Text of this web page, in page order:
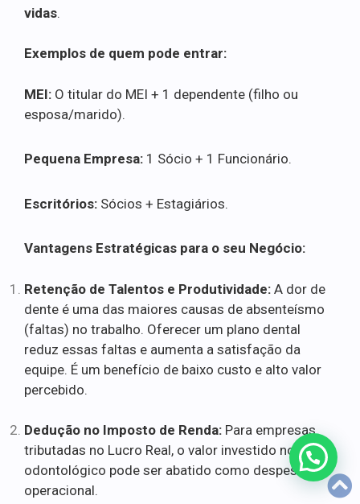
vidas.
Exemplos de quem pode entrar:
MEI: O titular do MEI + 1 dependente (filho ou
esposa/marido).
Pequena Empresa: 1 Sócio + 1 Funcionário.
Escritórios: Sócios + Estagiários.
Vantagens Estratégicas para o seu Negócio:
Retenção de Talentos e Produtividade: A dor de
dente é uma das maiores causas de absenteísmo
(faltas) no trabalho. Oferecer um plano dental
reduz essas faltas e aumenta a satisfação da
equipe. É um benefício de baixo custo e alto valor
percebido.
Dedução no Imposto de Renda: Para empresas
tributadas no Lucro Real, o valor investido no plano
odontológico pode ser abatido como despesa
operacional.